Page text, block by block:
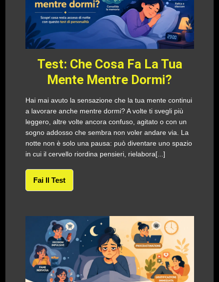
Test: Che Cosa Fa La Tua
Mente Mentre Dormi?
Hai mai avuto la sensazione che la tua mente continui
a lavorare anche mentre dormi? A volte ti svegli più
leggero, altre volte ancora confuso, agitato o con un
sogno addosso che sembra non voler andare via. La
notte non è solo una pausa: può diventare uno spazio
in cui il cervello riordina pensieri, rielabora[...]
Fai Il Test